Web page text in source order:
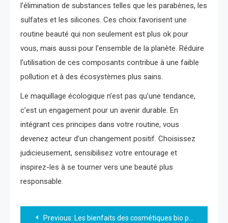
l’élimination de substances telles que les parabènes, les
sulfates et les silicones. Ces choix favorisent une
routine beauté qui non seulement est plus ok pour
vous, mais aussi pour l’ensemble de la planète. Réduire
l’utilisation de ces composants contribue à une faible
pollution et à des écosystèmes plus sains.
Le maquillage écologique n’est pas qu’une tendance,
c’est un engagement pour un avenir durable. En
intégrant ces principes dans votre routine, vous
devenez acteur d’un changement positif. Choisissez
judicieusement, sensibilisez votre entourage et
inspirez-les à se tourner vers une beauté plus
responsable.
Navigation
Previous: Les bienfaits des cosmétiques bio pour enfants